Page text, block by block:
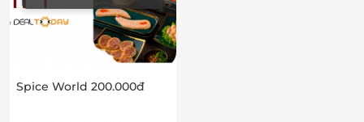
Spice World 200.000đ